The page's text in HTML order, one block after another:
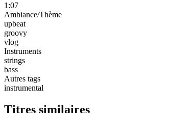
1:07
Ambiance/Thème
upbeat
groovy
vlog
Instruments
strings
bass
Autres tags
instrumental
Titres similaires